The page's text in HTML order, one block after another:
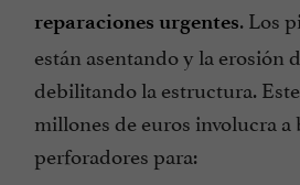
reparaciones urgentes. Los
están asentando y la erosión
debilitando la estructura.
millones de euros involucra a
perforadores para: